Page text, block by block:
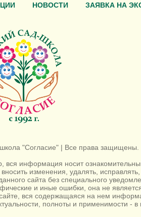
НОВОСТИ ЗАЯВКА НА
"Согласие" | Все права защищены.
информация носит
изменения, удалять,
сайта без специального
и иные ошибки, она не
вся содержащаяся на нем
полноты и применимости - в